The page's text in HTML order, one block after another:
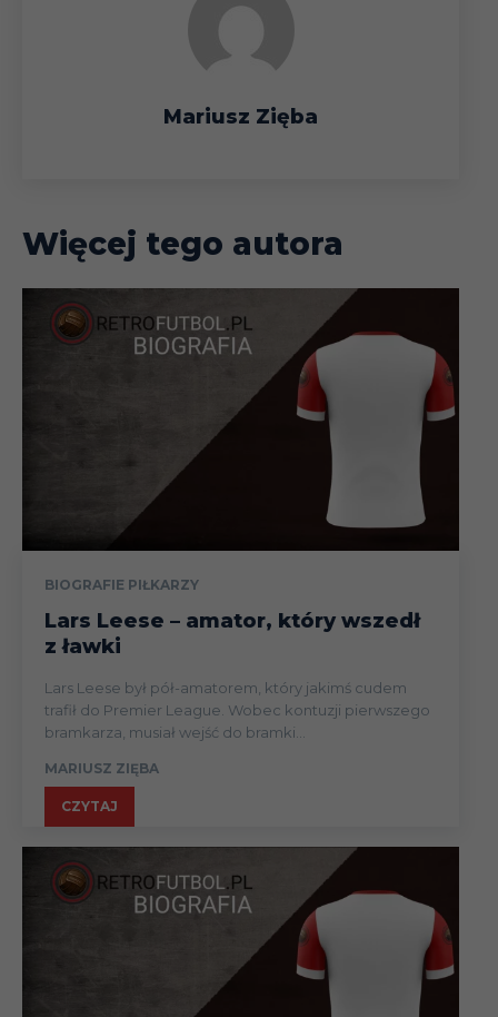
Mariusz Zięba
Więcej tego autora
BIOGRAFIE PIŁKARZY
Lars Leese – amator, który wszedł
z ławki
Lars Leese był pół-amatorem, który jakimś cudem
trafił do Premier League. Wobec kontuzji pierwszego
bramkarza, musiał wejść do bramki...
MARIUSZ ZIĘBA
CZYTAJ